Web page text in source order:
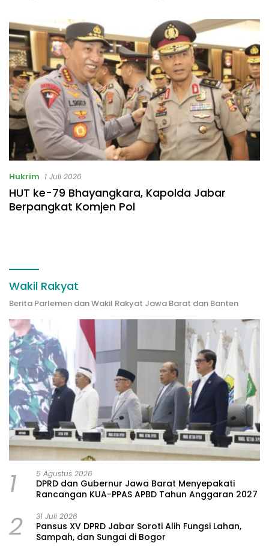
Hukrim 1 Juli 2026
HUT ke-79 Bhayangkara, Kapolda Jabar
Berpangkat Komjen Pol
Wakil Rakyat
Berita Parlemen dan Wakil Rakyat Jawa Barat dan Banten
1 5 Agustus 2026
DPRD dan Gubernur Jawa Barat Menyepakati
Rancangan KUA-PPAS APBD Tahun Anggaran 2027
2 31 Juli 2026
Pansus XV DPRD Jabar Soroti Alih Fungsi Lahan,
Sampah, dan Sungai di Bogor